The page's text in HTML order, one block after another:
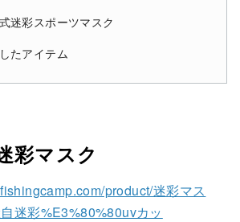
迷彩スポーツマスク
たアイテム
彩マスク
product/迷彩マス
迷彩%E3%80%80uvカッ